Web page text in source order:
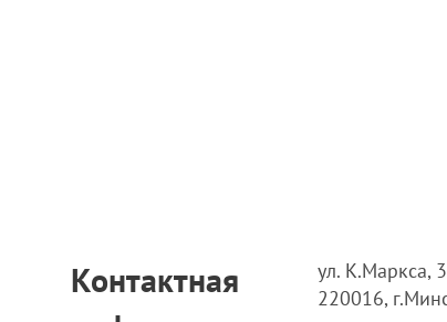
Контактная
ул. К.Маркса,
220016,